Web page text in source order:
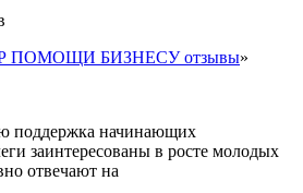
БИЗНЕСУ отзывы»
поддержка начинающих
заинтересованы в росте молодых
отвечают на